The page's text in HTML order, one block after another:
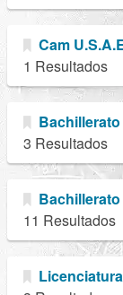
Cam
1 Resultados
3 Resultados
11 Resultados